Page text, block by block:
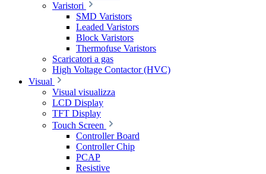
Varistori
SMD Varistors
Leaded Varistors
Block Varistors
Thermofuse Varistors
Scaricatori a gas
High Voltage Contactor (HVC)
Visual
Visual visualizza
LCD Display
TFT Display
Touch Screen
Controller Board
Controller Chip
PCAP
Resistive